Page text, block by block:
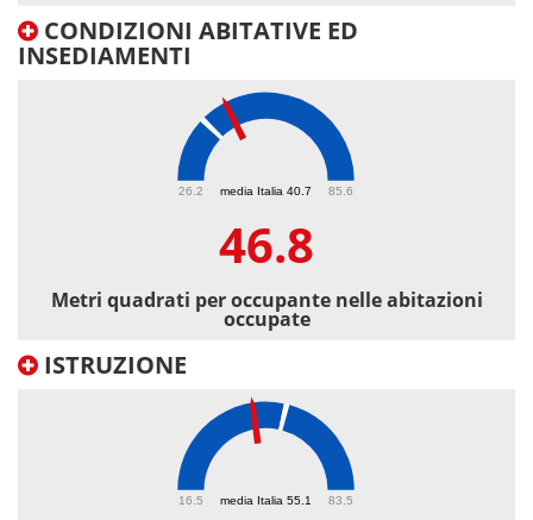
CONDIZIONI ABITATIVE ED
INSEDIAMENTI
media Italia 40.7
26.2 85.6
46.8
Metri quadrati per occupante nelle abitazioni
occupate
ISTRUZIONE
media Italia 55.1
16.5 83.5